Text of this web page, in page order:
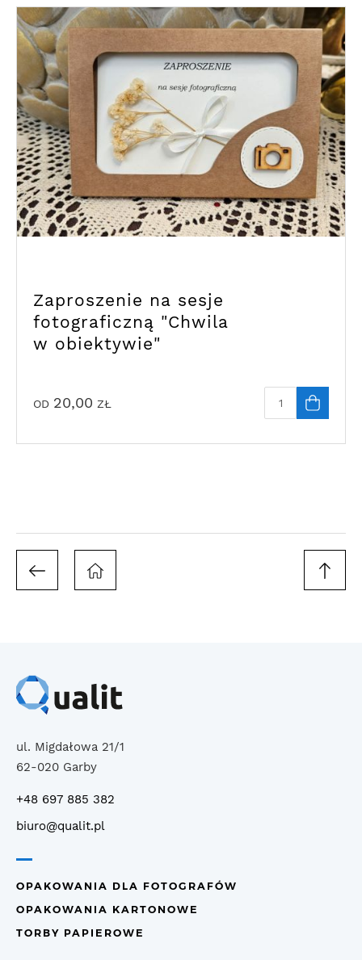
Zaproszenie na sesje
fotograficzną "Chwila
w obiektywie"
OD 20,00 ZŁ
ul. Migdałowa 21/1
62-020 Garby
+48 697 885 382
biuro@qualit.pl
OPAKOWANIA DLA FOTOGRAFÓW
OPAKOWANIA KARTONOWE
TORBY PAPIEROWE